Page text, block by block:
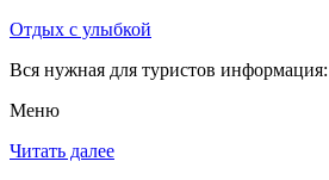
Отдых с улыбкой
Вся нужная для туристов
Меню
Читать далее